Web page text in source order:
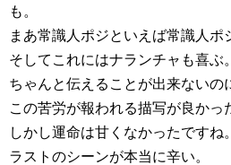
も。
まあ常識人ポジといえば常識人ポ
そしてこれにはナランチャも喜ぶ。
ちゃんと伝えることが出来ないの
この苦労が報われる描写が良かっ
しかし運命は甘くなかったですね。
ラストのシーンが本当に辛い。